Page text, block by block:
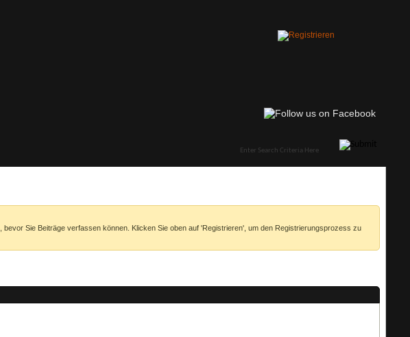
, bevor Sie Beiträge verfassen können. Klicken Sie oben auf 'Registrieren', um den Registrierungsprozess zu